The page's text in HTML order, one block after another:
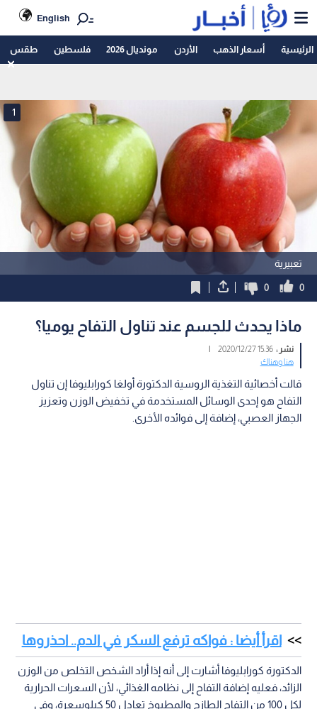
English
الرئيسية أسعار الذهب الأردن مونديال 2026 فلسطين طقس
تعبيرية
1
0
0
ماذا يحدث للجسم عند تناول التفاح يوميا؟
نشر :15:36 2020/12/27
|
هنا وهناك
قالت أخصائية التغذية الروسية الدكتورة أولغا كورابليوفا إن تناول
التفاح هو إحدى الوسائل المستخدمة في تخفيض الوزن وتعزيز
الجهاز العصبي، إضافة إلى فوائده الأخرى.
اقرأ أيضا : فواكه ترفع السكر في الدم.. احذروها
الدكتورة كورابليوفا أشارت إلى أنه إذا أراد الشخص التخلص من الوزن
الزائد، فعليه إضافة التفاح إلى نظامه الغذائي، لأن السعرات الحرارية
لكل 100 من التفاح الطازج والمطبوخ تعادل 50 كيلوسعرة، وفي